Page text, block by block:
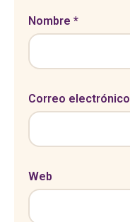
Nombre *
Correo electrónico
Web